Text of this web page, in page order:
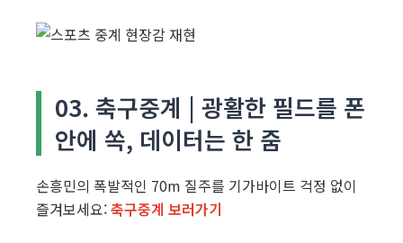
03. 축구중계 | 광활한 필드를 폰
안에 쏙, 데이터는 한 줌
손흥민의 폭발적인 70m 질주를 기가바이트 걱정 없이
즐겨보세요:축구중계 보러가기